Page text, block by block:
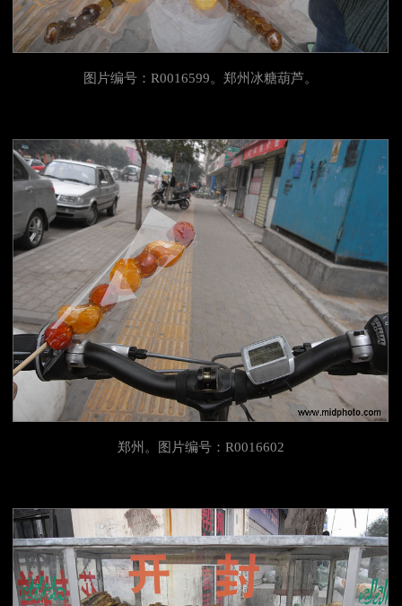
图片编号：R0016599。郑州冰糖葫芦。
郑州。图片编号：R0016602